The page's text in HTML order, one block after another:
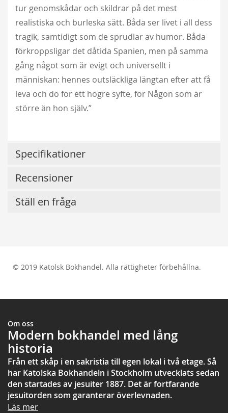
tur genomskådar och skildrar på det mest
realistiska och burleska sätt. Båda ser livet i all dess
tragik, samtidigt som de sprudlar av humor. Båda
förkroppsligar det dåtida Spanien, men på samma
gång något som är evigt och universellt i
människan: hennes outsläckliga längtan efter att få
leva och dö för ett högre syfte, för Någon som är
större än hon själv.”
Specifikationer
Recensioner
Ställ en fråga
© 2019 Katolsk Bokhandel. Alla rättigheter förbehållna.
Om oss
Modern bokhandel med lång
historia
Från ett skåp i en sakristia till egen lokal i två etage. Så
har Katolska Bokhandeln i Stockholm utvecklats sedan
den startades av jesuiter 1887. Det är fortfarande
jesuitorden som garanterar överlevnaden.
Läs mer